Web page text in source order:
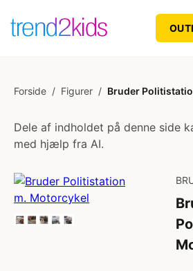
Forside / Figurer / Bruder
Dele af indholdet på denne side
med hjælp fra AI.